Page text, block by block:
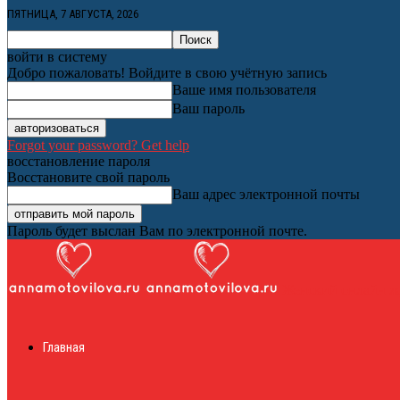
ПЯТНИЦА, 7 АВГУСТА, 2026
войти в систему
Добро пожаловать! Войдите в свою учётную запись
Ваше имя пользователя
Ваш пароль
Forgot your password? Get help
восстановление пароля
Восстановите свой пароль
Ваш адрес электронной почты
Пароль будет выслан Вам по электронной почте.
Главная